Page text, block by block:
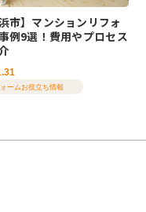
浜市】マンションリフォ
例9選！費用やプロセス
ォームお役立ち情報